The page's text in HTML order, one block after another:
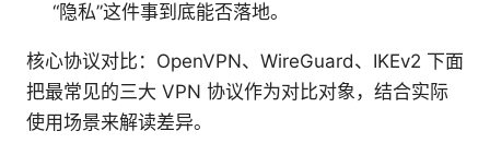
“隐私”这件事到底能否落地。
核心协议对比：OpenVPN、WireGuard、IKEv2 下面
把最常见的三大 VPN 协议作为对比对象，结合实际
使用场景来解读差异。